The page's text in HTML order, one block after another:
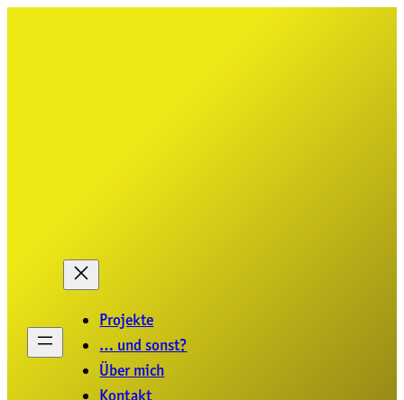
Projekte
… und sonst?
Über mich
Kontakt